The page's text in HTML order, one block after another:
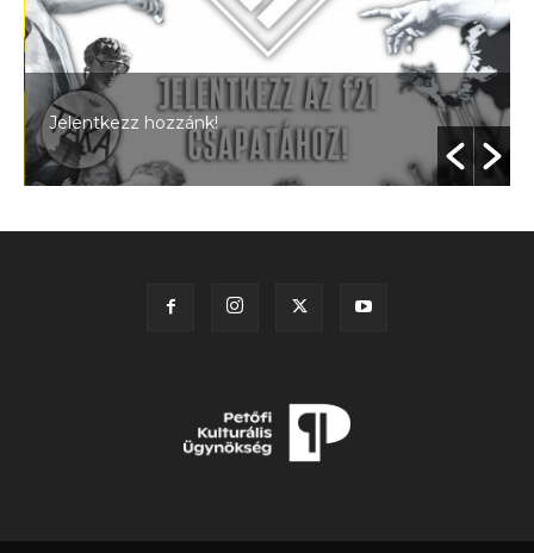
Jelentkezz hozzánk!